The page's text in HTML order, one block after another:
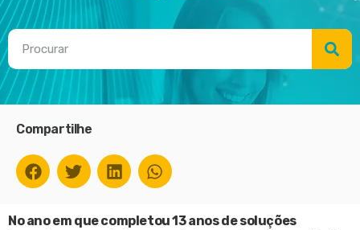
Compartilhe
No ano em que completou 13 anos de soluções